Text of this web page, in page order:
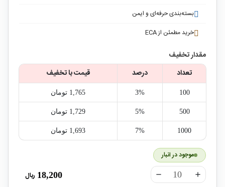
بسته‌بندی حرفه‌ای و ایمن
خرید مطمئن از ECA
مقدار تخفیف
تعداد
درصد قیمت با تخفیف
100
3% 1,765‎ تومان
500
5% 1,729‎ تومان
1000
7% 1,693‎ تومان
موجود در انبار
remove add
18,200 ریال